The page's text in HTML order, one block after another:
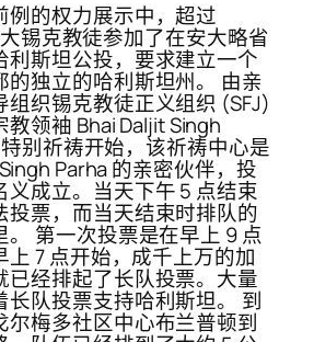
例的权力展示中，超过
锡克教徒参加了在安大略省
利斯坦公投，要求建立一个
的独立的哈利斯坦州。 由亲
组织锡克教徒正义组织 (SFJ)
领袖 Bhai Daljit Singh
别祈祷开始，该祈祷中心是
Parha 的亲密伙伴，投
义成立。当天下午 5 点结束
投票，而当天结束时排队的
。 第一次投票是在早上 9 点
7 点开始，成千上万的加
已经排起了长队投票。大量
长队投票支持哈利斯坦。 到
尔梅多社区中心布兰普顿到